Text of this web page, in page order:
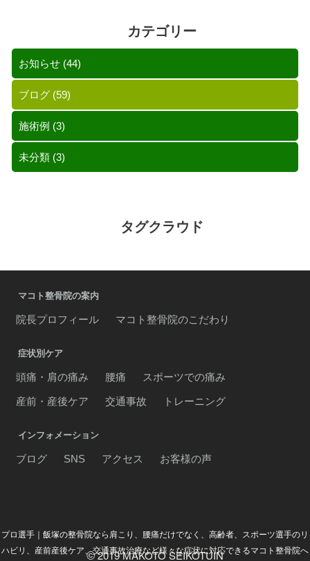
プロ選手｜飯塚の整骨院なら肩こり、腰痛だけでなく、高齢者、スポーツ選手のリ
ハビリ、産前産後ケア、交通事故治療など様々な症状に対応できるマコト整骨院へ
カテゴリー
お知らせ (44)
ブログ (59)
施術例 (3)
未分類 (3)
タグクラウド
マコト整骨院の案内
院長プロフィール マコト整骨院のこだわり
症状別ケア
頭痛・肩の痛み 腰痛 スポーツでの痛み
産前・産後ケア 交通事故 トレーニング
インフォメーション
ブログ SNS アクセス お客様の声
©2019 MAKOTO SEIKOTUIN